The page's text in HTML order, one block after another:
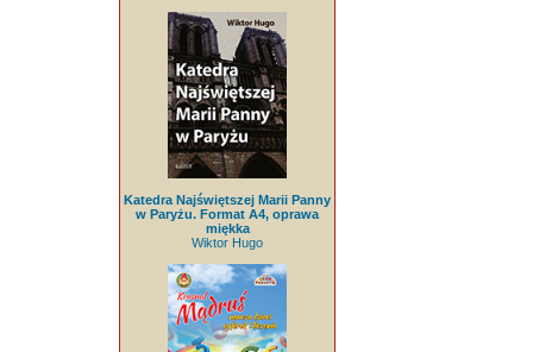
Katedra Najświętszej Marii Panny
w Paryżu. Format A4, oprawa
miękka
Wiktor Hugo